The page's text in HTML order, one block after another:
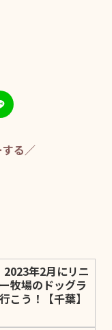
る／
2023年2月にリニ
牧場のドッグラ
こう！【千葉】